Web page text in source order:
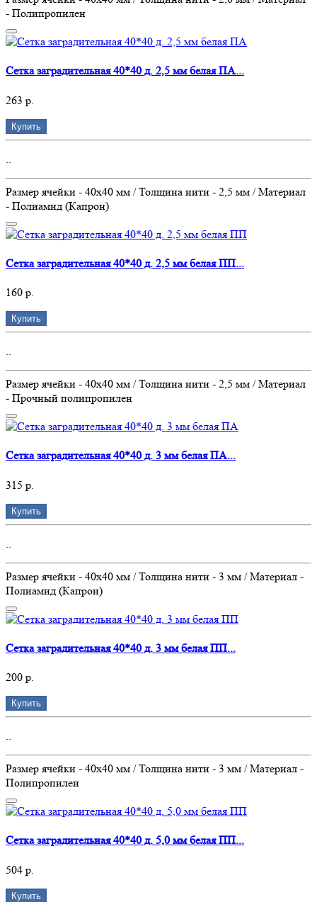
- Полипропилен
Сетка заградительная 40*40 д. 2,5 мм белая ПА...
263 р.
Купить
Размер ячейки - 40х40 мм / Толщина нити - 2,5 мм / Материал
- Полиамид (Капрон)
Сетка заградительная 40*40 д. 2,5 мм белая ПП...
160 р.
Купить
..
Размер ячейки - 40х40 мм / Толщина нити - 2,5 мм / Материал
- Прочный полипропилен
Сетка заградительная 40*40 д. 3 мм белая ПА...
315 р.
Купить
Размер ячейки - 40х40 мм / Толщина нити - 3 мм / Материал -
Полиамид (Капрон)
Сетка заградительная 40*40 д. 3 мм белая ПП...
200 р.
Купить
..
Размер ячейки - 40х40 мм / Толщина нити - 3 мм / Материал -
Полипропилен
Сетка заградительная 40*40 д. 5,0 мм белая ПП...
504 р.
Купить